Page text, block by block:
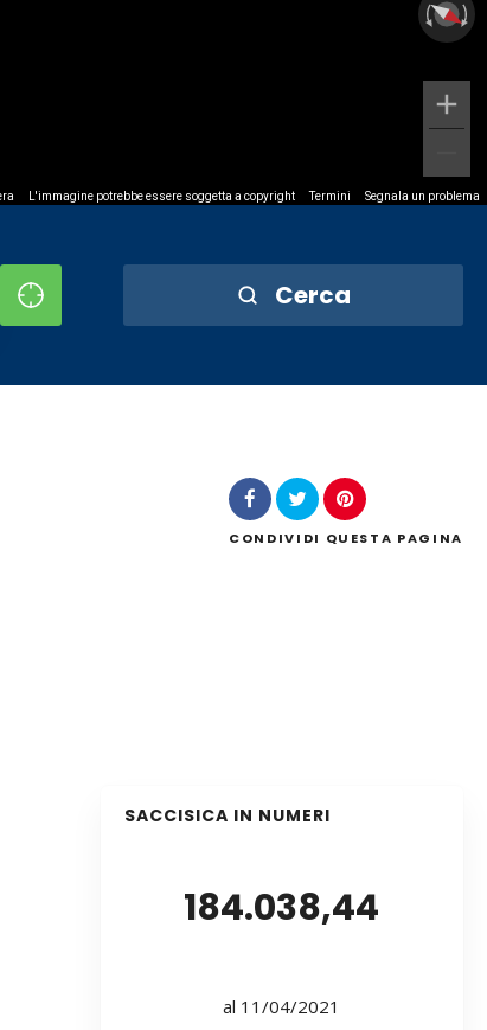
L'immagine potrebbe essere soggetta a copyright Termini Segnala un problema
Cerca
CONDIVIDI QUESTA PAGINA
SACCISICA IN NUMERI
184.038,44
al 11/04/2021